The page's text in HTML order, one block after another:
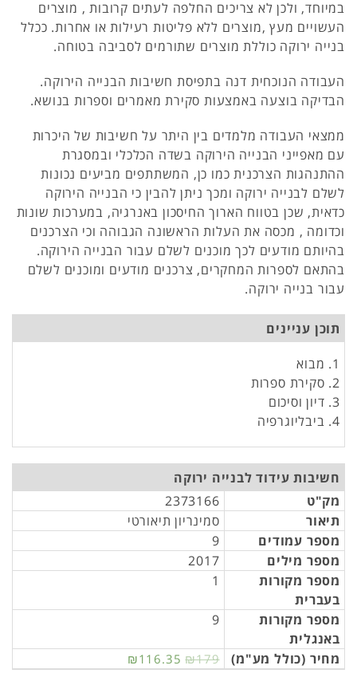
במיוחד, ולכן לא צריכים החלפה לעתים קרובות , מוצרים
העשויים מעץ ,מוצרים ללא פליטות רעילות או אחרות. ככלל
בנייה ירוקה כוללת מוצרים שתורמים לסביבה בטוחה.
העבודה הנוכחית דנה בתפיסת חשיבות הבנייה הירוקה.
הבדיקה בוצעה באמצעות סקירת מאמרים וספרות בנושא.
ממצאי העבודה מלמדים בין היתר על חשיבות של היכרות
עם מאפייני הבנייה הירוקה בשדה הכלכלי ובמסגרת
ההתנהגות הצרכנית כמו כן, המשתתפים מביעים נכונות
לשלם לבנייה ירוקה ומכך ניתן להבין כי הבנייה הירוקה
כדאית, שכן בטווח הארוך החיסכון באנרגיה, במערכות שונות
וכדומה , מכסה את העלות הראשונה הגבוהה וכי הצרכנים
בהיותם מודעים לכך מוכנים לשלם עבור הבנייה הירוקה.
בהתאם לספרות המחקרים, צרכנים מודעים ומוכנים לשלם
עבור בנייה ירוקה.
תוכן עניינים
1. מבוא
2. סקירת ספרות
3. דיון וסיכום
4. ביבליוגרפיה
חשיבות עידוד לבנייה ירוקה
מק"ט
2373166
תיאור
סמינריון תיאורטי
מספר עמודים
9
מספר מילים
2017
מספר מקורות
בעברית
1
מספר מקורות
באנגלית
9
מחיר (כולל מע"מ) ₪116.35 ₪179